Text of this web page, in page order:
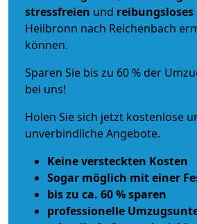
stressfreien und reibungsloses
Heilbronn nach Reichenbach
können.
Sparen Sie bis zu 60 % der
bei uns!
Holen Sie sich jetzt kostenlose
unverbindliche Angebote.
Keine versteckten Kosten
Sogar möglich mit einer
bis zu ca. 60 % sparen
professionelle